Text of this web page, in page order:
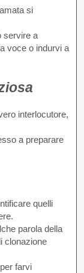
si
servire a
voce o indurvi a
interlocutore,
a preparare
quelli
parola della
clonazione
farvi